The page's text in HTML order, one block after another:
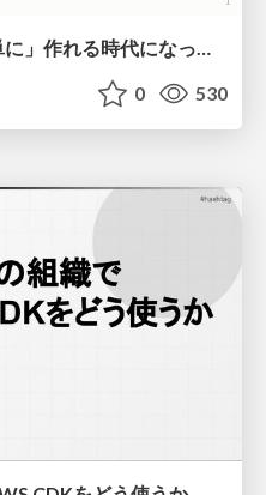
生成AIで帳票OCRが「簡単に」作れる時代になった？
0 530